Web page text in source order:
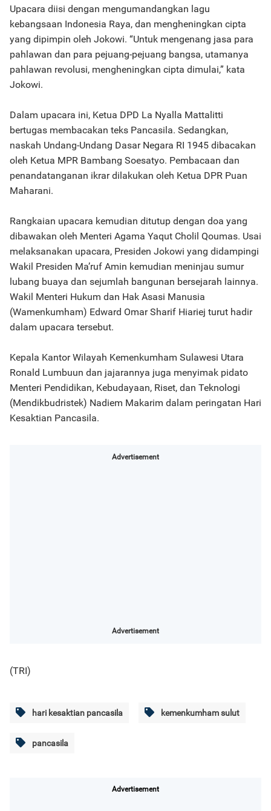
Upacara diisi dengan mengumandangkan lagu
kebangsaan Indonesia Raya, dan mengheningkan cipta
yang dipimpin oleh Jokowi. “Untuk mengenang jasa para
pahlawan dan para pejuang-pejuang bangsa, utamanya
pahlawan revolusi, mengheningkan cipta dimulai,” kata
Jokowi.
Dalam upacara ini, Ketua DPD La Nyalla Mattalitti
bertugas membacakan teks Pancasila. Sedangkan,
naskah Undang-Undang Dasar Negara RI 1945 dibacakan
oleh Ketua MPR Bambang Soesatyo. Pembacaan dan
penandatanganan ikrar dilakukan oleh Ketua DPR Puan
Maharani.
Rangkaian upacara kemudian ditutup dengan doa yang
dibawakan oleh Menteri Agama Yaqut Cholil Qoumas. Usai
melaksanakan upacara, Presiden Jokowi yang didampingi
Wakil Presiden Ma’ruf Amin kemudian meninjau sumur
lubang buaya dan sejumlah bangunan bersejarah lainnya.
Wakil Menteri Hukum dan Hak Asasi Manusia
(Wamenkumham) Edward Omar Sharif Hiariej turut hadir
dalam upacara tersebut.
Kepala Kantor Wilayah Kemenkumham Sulawesi Utara
Ronald Lumbuun dan jajarannya juga menyimak pidato
Menteri Pendidikan, Kebudayaan, Riset, dan Teknologi
(Mendikbudristek) Nadiem Makarim dalam peringatan Hari
Kesaktian Pancasila.
Advertisement
Advertisement
(TRI)
hari kesaktian pancasila kemenkumham sulut
pancasila
Advertisement